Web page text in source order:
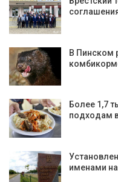
В Пинском
Более 1,7
подходам
именами